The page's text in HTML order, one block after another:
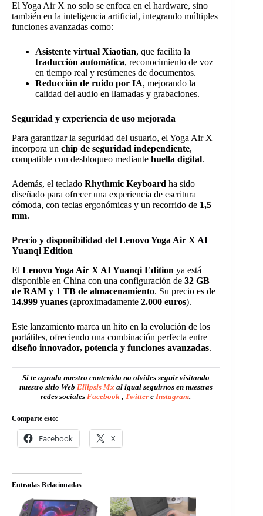
El Yoga Air X no solo se enfoca en el hardware, sino
también en la inteligencia artificial, integrando múltiples
funciones avanzadas como:
Asistente virtual Xiaotian, que facilita la
traducción automática, reconocimiento de voz
en tiempo real y resúmenes de documentos.
Reducción de ruido por IA, mejorando la
calidad del audio en llamadas y grabaciones.
Seguridad y experiencia de uso mejorada
Para garantizar la seguridad del usuario, el Yoga Air X
incorpora un chip de seguridad independiente,
compatible con desbloqueo mediante huella digital.
Además, el teclado Rhythmic Keyboard ha sido
diseñado para ofrecer una experiencia de escritura
cómoda, con teclas ergonómicas y un recorrido de 1,5
mm.
Precio y disponibilidad del Lenovo Yoga Air X AI
Yuanqi Edition
El Lenovo Yoga Air X AI Yuanqi Edition ya está
disponible en China con una configuración de 32 GB
de RAM y 1 TB de almacenamiento. Su precio es de
14.999 yuanes (aproximadamente 2.000 euros).
Este lanzamiento marca un hito en la evolución de los
portátiles, ofreciendo una combinación perfecta entre
diseño innovador, potencia y funciones avanzadas.
Si te agrada nuestro contenido no olvides seguir visitando
nuestro sitio Web Ellipsis Mx al igual seguirnos en nuestras
redes sociales Facebook , Twitter e Instagram.
Comparte esto:
Facebook X
Entradas Relacionadas